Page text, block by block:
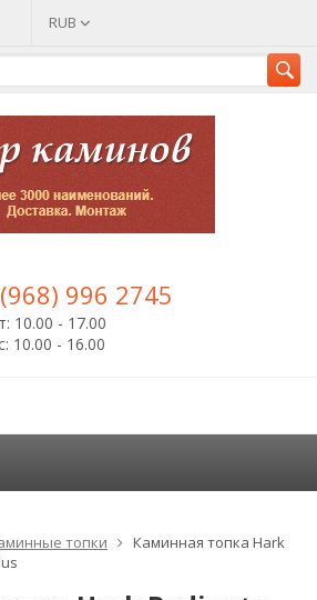
RUB
996 2745
10.00 - 17.00
10.00 - 16.00
топки
Каминная топка Hark